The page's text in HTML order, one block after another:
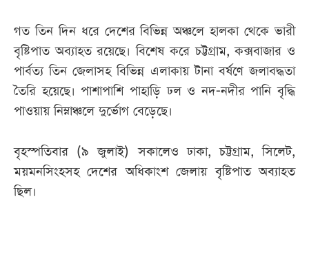
গত তিন দিন ধরে দেশের বিভিন্ন অঞ্চলে হালকা থেকে ভারী
বৃষ্টিপাত অব্যাহত রয়েছে। বিশেষ করে চট্টগ্রাম, কক্সবাজার ও
পার্বত্য তিন জেলাসহ বিভিন্ন এলাকায় টানা বর্ষণে জলাবদ্ধতা
তৈরি হয়েছে। পাশাপাশি পাহাড়ি ঢল ও নদ-নদীর পানি বৃদ্ধি
পাওয়ায় নিম্নাঞ্চলে দুর্ভোগ বেড়েছে।
বৃহস্পতিবার (৯ জুলাই) সকালেও ঢাকা, চট্টগ্রাম, সিলেট,
ময়মনসিংহসহ দেশের অধিকাংশ জেলায় বৃষ্টিপাত অব্যাহত
ছিল।